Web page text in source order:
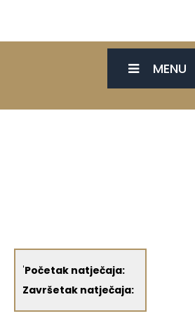
MENU
'Početak natječaja:
Završetak natječaja: